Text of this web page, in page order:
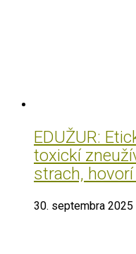
EDUŽUR:
toxickí
strach,
30. septembra 2025